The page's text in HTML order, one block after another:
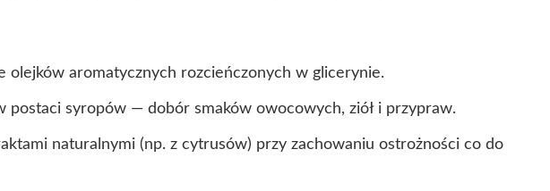
olejków aromatycznych rozcieńczonych w glicerynie.
postaci syropów — dobór smaków owocowych, ziół i przypraw.
naturalnymi (np. z cytrusów) przy zachowaniu ostrożności co do